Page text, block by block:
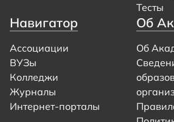
Тесты
Навигатор
Ассоциации
ВУЗы
Колледжи
Журналы
Интернет-порталы
Об
Об